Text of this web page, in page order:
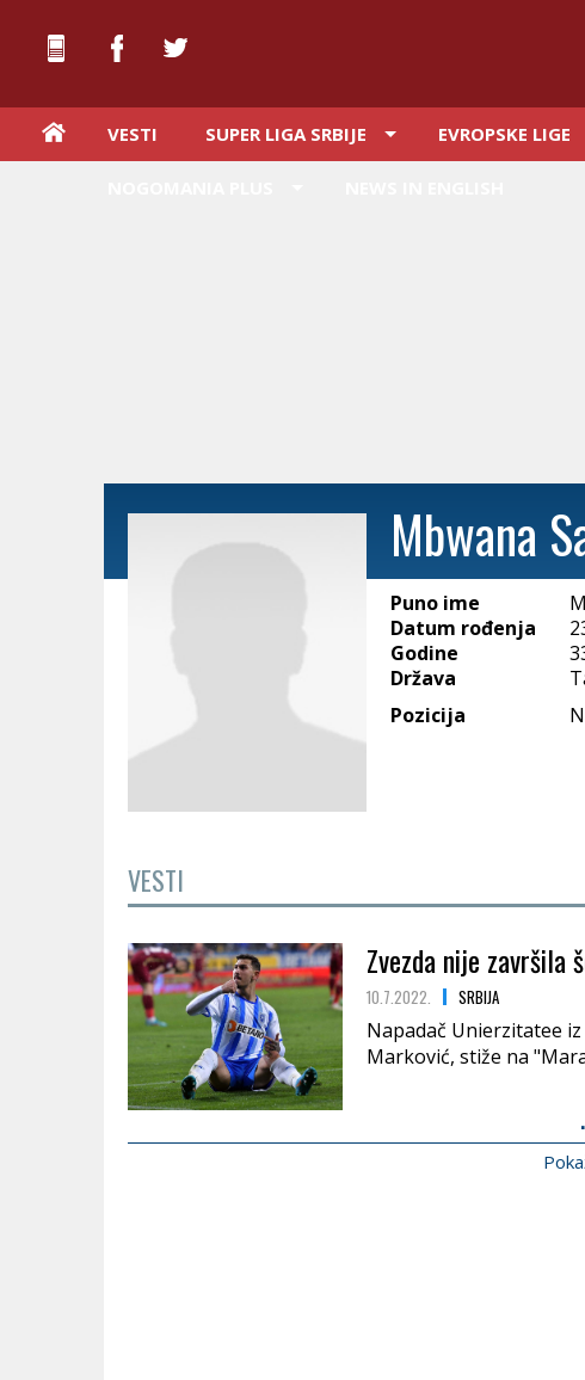
VESTI SUPER LIGA SRBIJE EVROPSKE LIGE
Mbwana
Puno ime
Datum rođenja
Godine
Država
Pozicija
VESTI
Zvezda nije završila
10.7.2022. SRBIJA
Napadač Unierzitatee
Marković, stiže na